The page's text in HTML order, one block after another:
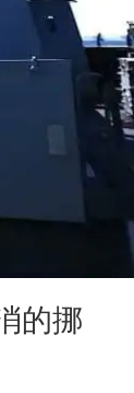
的挪